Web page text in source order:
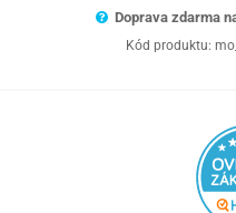
Doprava zdarma
Kód produktu: